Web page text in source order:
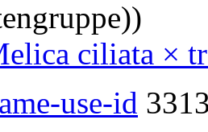
ciliata ×
use-id